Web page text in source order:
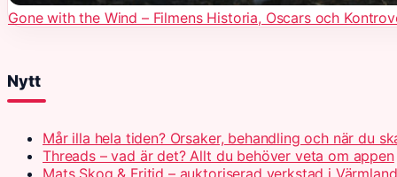
Gone with the Wind – Filmens Historia, Oscars och
Nytt
Mår illa hela tiden? Orsaker, behandling och när du
Threads – vad är det? Allt du behöver veta om appen
Mats Skog & Fritid – auktoriserad verkstad i Värmland